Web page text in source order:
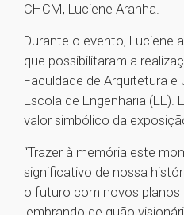
CHCM, Luciene Aranha.
Durante o evento, Luciene
que possibilitaram a
Faculdade de Arquitetura e
Escola de Engenharia (EE).
valor simbólico da
“Trazer à memória este
significativo de nossa
o futuro com novos planos